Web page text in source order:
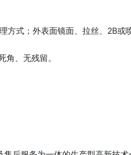
方式；外表面镜面、拉丝、2B或
、无残留。